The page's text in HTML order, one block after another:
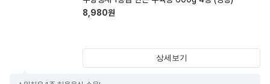
8,980원
상세보기